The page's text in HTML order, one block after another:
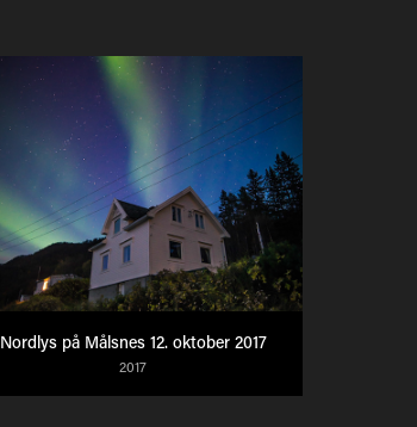
Nordlys på Målsnes 12. oktober 2017
2017